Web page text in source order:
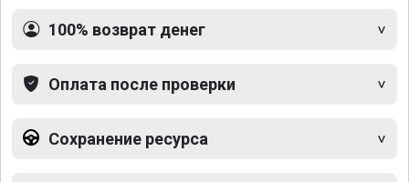
100% возврат денег
Оплата после проверки
Сохранение ресурса